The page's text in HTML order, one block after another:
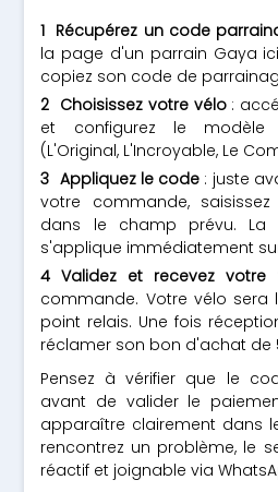
Récupérez un code
la page d'un parrain Gaya
copiez son code de
Choisissez votre vélo:
et configurez le
(L'Original, L'Incroyable, Le
Appliquez le code : juste
votre commande,
dans le champ prévu. La
s'applique immédiatement
Validez et recevez votre
commande. Votre vélo sera
point relais. Une fois
réclamer son bon d'achat de
Pensez à vérifier que le
avant de valider le
apparaître clairement dans
rencontrez un problème, le
réactif et joignable via